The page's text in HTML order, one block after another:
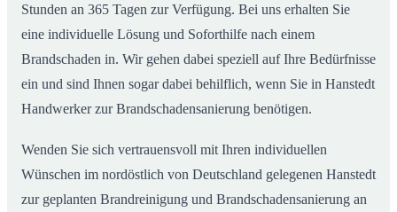
Stunden an 365 Tagen zur Verfügung. Bei uns erhalten Sie
eine individuelle Lösung und Soforthilfe nach einem
Brandschaden in. Wir gehen dabei speziell auf Ihre Bedürfnisse
ein und sind Ihnen sogar dabei behilflich, wenn Sie in Hanstedt
Handwerker zur Brandschadensanierung benötigen.
Wenden Sie sich vertrauensvoll mit Ihren individuellen
Wünschen im nordöstlich von Deutschland gelegenen Hanstedt
zur geplanten Brandreinigung und Brandschadensanierung an